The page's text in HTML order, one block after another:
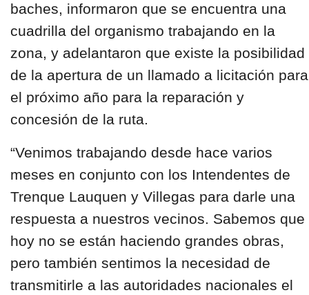
baches, informaron que se encuentra una
cuadrilla del organismo trabajando en la
zona, y adelantaron que existe la posibilidad
de la apertura de un llamado a licitación para
el próximo año para la reparación y
concesión de la ruta.
“Venimos trabajando desde hace varios
meses en conjunto con los Intendentes de
Trenque Lauquen y Villegas para darle una
respuesta a nuestros vecinos. Sabemos que
hoy no se están haciendo grandes obras,
pero también sentimos la necesidad de
transmitirle a las autoridades nacionales el